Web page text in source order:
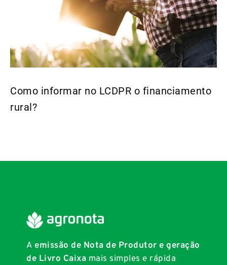
Como informar no LCDPR o financiamento
rural?
Aemissão de Nota de Produtor e geração
de Livro Caixa mais simples e rápida